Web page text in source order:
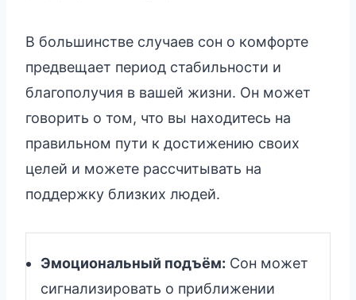
В большинстве случаев сон о комфорте
предвещает период стабильности и
благополучия в вашей жизни. Он может
говорить о том, что вы находитесь на
правильном пути к достижению своих
целей и можете рассчитывать на
поддержку близких людей.
Эмоциональный подъём: Сон может
сигнализировать о приближении